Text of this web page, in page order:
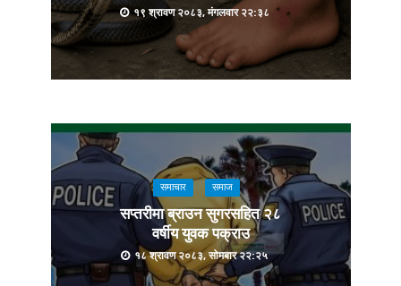
१९ श्रावण २०८३, मंगलवार २२:३८
समाचार समाज
सप्तरीमा ब्राउन सुगरसहित २८
वर्षीय युवक पक्राउ
१८ श्रावण २०८३, सोमबार २२:२५